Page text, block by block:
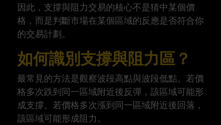
因此，支撐與阻力交易的核心不是猜中某個價
格，而是判斷市場在某個區域的反應是否符合你
的交易計劃。
如何識別支撐與阻力區？
最常見的方法是觀察波段高點與波段低點。若價
格多次跌到同一區域附近後反彈，該區域可能形
成支撐。若價格多次漲到同一區域附近後回落，
該區域可能形成阻力。